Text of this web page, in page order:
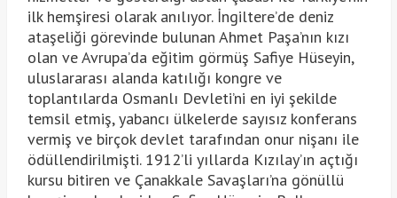
ilk hemşiresi olarak anılıyor. İngiltere’de deniz
ataşeliği görevinde bulunan Ahmet Paşa’nın kızı
olan ve Avrupa’da eğitim görmüş Safiye Hüseyin,
uluslararası alanda katılığı kongre ve
toplantılarda Osmanlı Devleti’ni en iyi şekilde
temsil etmiş, yabancı ülkelerde sayısız konferans
vermiş ve birçok devlet tarafından onur nişanı ile
ödüllendirilmişti. 1912’li yıllarda Kızılay’ın açtığı
kursu bitiren ve Çanakkale Savaşları’na gönüllü